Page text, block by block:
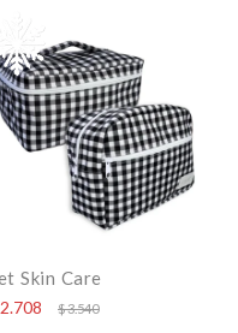
Skin Care
2.708 $3.540